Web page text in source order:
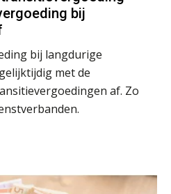
bij
bij langdurige
met de
af. Zo
HBO Programma Manager Payroll Services & Benefits